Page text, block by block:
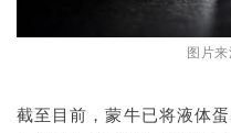
图片
截至目前，蒙牛已将液体